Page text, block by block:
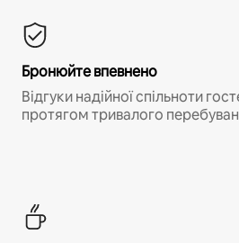
Бронюйте впевнено
Відгуки надійної спільноти
протягом тривалого